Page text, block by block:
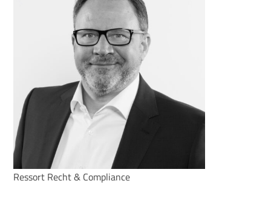
Ressort Recht & Compliance